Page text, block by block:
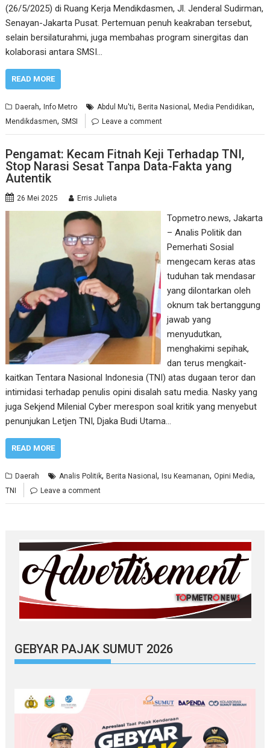
(26/5/2025) di Ruang Kerja Mendikdasmen, Jl. Jenderal Sudirman,
Senayan-Jakarta Pusat. Pertemuan penuh keakraban tersebut,
selain bersilaturahmi, juga membahas program sinergitas dan
kolaborasi antara SMSI…
READ MORE
Daerah,Info Metro Abdul Mu'ti,Berita Nasional,Media Pendidikan,
Mendikdasmen,SMSI Leave a comment
Pengamat: Kecam Fitnah Keji Terhadap TNI,
Stop Narasi Sesat Tanpa Data-Fakta yang
Autentik
26 Mei 2025 Erris Julieta
Topmetro.news, Jakarta
– Analis Politik dan
Pemerhati Sosial
mengecam keras atas
tuduhan tak mendasar
yang dilontarkan oleh
oknum tak bertanggung
jawab yang
menyudutkan,
menghakimi sepihak,
dan terus mengkait-
kaitkan Tentara Nasional Indonesia (TNI) atas dugaan teror dan
intimidasi terhadap penulis opini disalah satu media. Nasky yang
juga Sekjend Milenial Cyber merespon soal kritik yang menyebut
penunjukan Letjen TNI, Djaka Budi Utama…
READ MORE
Daerah Analis Politik,Berita Nasional, Isu Keamanan,Opini Media,
TNI Leave a comment
GEBYAR PAJAK SUMUT 2026